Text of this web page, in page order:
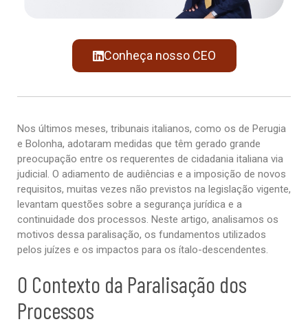
Conheça nosso CEO
Nos últimos meses, tribunais italianos, como os de Perugia
e Bolonha, adotaram medidas que têm gerado grande
preocupação entre os requerentes de cidadania italiana via
judicial. O adiamento de audiências e a imposição de novos
requisitos, muitas vezes não previstos na legislação vigente,
levantam questões sobre a segurança jurídica e a
continuidade dos processos. Neste artigo, analisamos os
motivos dessa paralisação, os fundamentos utilizados
pelos juízes e os impactos para os ítalo-descendentes.
O Contexto da Paralisação dos
Processos